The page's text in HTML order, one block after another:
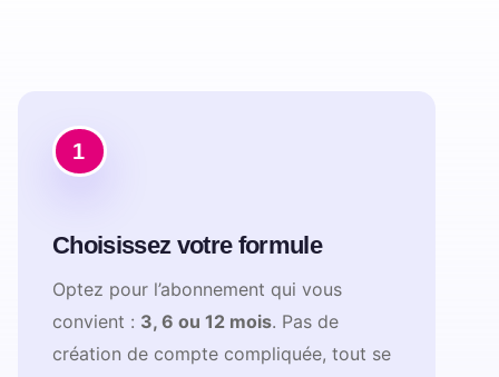
1
Choisissez votre formule
Optez pour l’abonnement qui vous
convient : 3, 6 ou 12 mois. Pas de
création de compte compliquée, tout se